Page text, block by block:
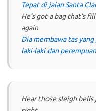
Tepat di jalan Santa
He’s got a bag that’s
again
Dia membawa tas
laki-laki dan perempuan
Hear those sleigh